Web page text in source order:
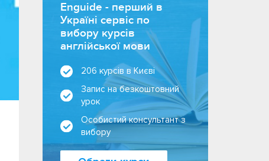
Enguide - перший в
Україні сервіс по
вибору курсів
англійської мови
206 курсів в Києві
Запис на безкоштовний
урок
Особистий консультант з
вибору